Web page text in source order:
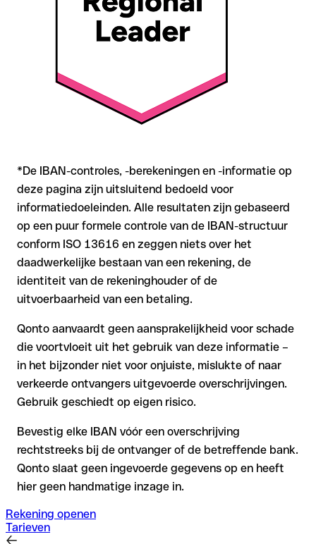
met onze gratis IBAN Checker op formele juistheid, en
bevestig de IBAN bij twijfel direct bij de ontvanger. Vooral bij
grotere bedragen of nieuwe zakenrelaties is deze
*De IBAN-controles, -berekeningen en -informatie op
deze pagina zijn uitsluitend bedoeld voor
informatiedoeleinden. Alle resultaten zijn gebaseerd
op een puur formele controle van de IBAN-structuur
conform ISO 13616 en zeggen niets over het
daadwerkelijke bestaan van een rekening, de
identiteit van de rekeninghouder of de
uitvoerbaarheid van een betaling.
Qonto aanvaardt geen aansprakelijkheid voor schade
die voortvloeit uit het gebruik van deze informatie –
in het bijzonder niet voor onjuiste, mislukte of naar
verkeerde ontvangers uitgevoerde overschrijvingen.
Gebruik geschiedt op eigen risico.
Bevestig elke IBAN vóór een overschrijving
rechtstreeks bij de ontvanger of de betreffende bank.
Qonto slaat geen ingevoerde gegevens op en heeft
hier geen handmatige inzage in.
Rekening openen
Tarieven